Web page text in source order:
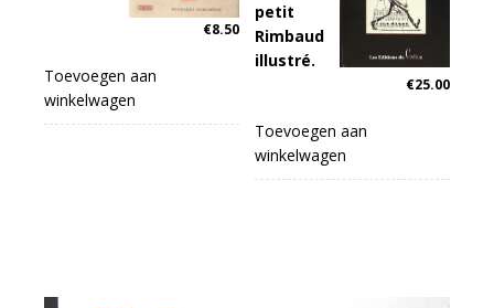
€8.50
Toevoegen aan
winkelwagen
petit
Rimbaud
illustré.
€25.00
Toevoegen aan
winkelwagen